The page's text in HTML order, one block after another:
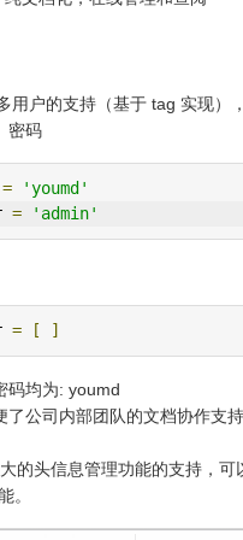
用户的支持（基于 tag 实现）
密码
=
'youmd'
= 'admin'
= [ ]
码均为: youmd
了公司内部团队的文档协作支
的头信息管理功能的支持，
。